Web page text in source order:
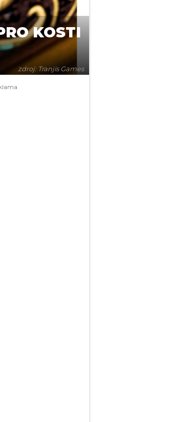
zdroj: Tranjis Games
KOSTI